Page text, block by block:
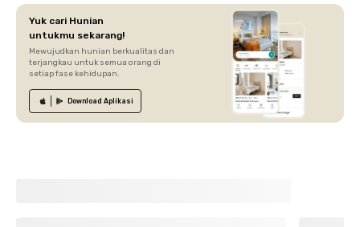
Yuk cari Hunian
untukmu sekarang!
Mewujudkan hunian berkualitas dan
terjangkau untuk semua orang di
setiap fase kehidupan.
Download Aplikasi